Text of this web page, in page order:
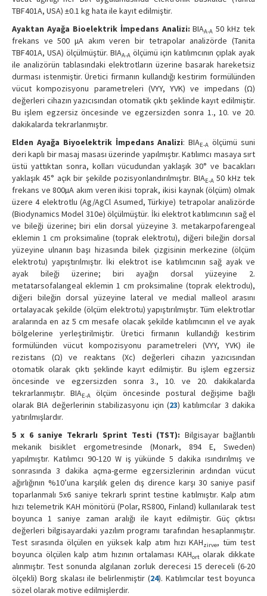
TBF401A, USA) ±0.1 kg hata ile kayıt edilmiştir.
Ayaktan Ayağa Bioelektrik İmpedans Analizi: BIAA-A 50 kHz tek
frekans ve 500 μA akım veren bir tetrapolar analizörde (Tanita
TBF401A, USA) ölçülmüştür. BIAA-A ölçümü için katılımcının çıplak ayak
ile analizörün tablasındaki elektrotların üzerine basarak hareketsiz
durması istenmiştir. Üretici firmanın kullandığı kestirim formülünden
vücut kompozisyonu parametreleri (VYY, YVK) ve impedans (Ω)
değerleri cihazın yazıcısından otomatik çıktı şeklinde kayıt edilmiştir.
Bu işlem egzersiz öncesinde ve egzersizden sonra 1., 10. ve 20.
dakikalarda tekrarlanmıştır.
Elden Ayağa Biyoelektrik İmpedans Analizi: BIAE-A ölçümü suni
deri kaplı bir masaj masası üzerinde yapılmıştır. Katılımcı masaya sırt
üstü yattıktan sonra, kolları vücudundan yaklaşık 30° ve bacakları
yaklaşık 45° açık bir şekilde pozisyonlandırılmıştır. BIAE-A 50 kHz tek
frekans ve 800µA akım veren ikisi toprak, ikisi kaynak (ölçüm) olmak
üzere 4 elektrotlu (Ag/AgCl Asumed, Türkiye) tetrapolar analizörde
(Biodynamics Model 310e) ölçülmüştür. İki elektrot katılımcının sağ el
ve bileği üzerine; biri elin dorsal yüzeyine 3. metakarpofarengeal
eklemin 1 cm proksimaline (toprak elektrotu), diğeri bileğin dorsal
yüzeyine ulnanın başı hizasında bilek çizgisinin merkezine (ölçüm
elektrotu) yapıştırılmıştır. İki elektrot ise katılımcının sağ ayak ve
ayak bileği üzerine; biri ayağın dorsal yüzeyine 2.
metatarsofalangeal eklemin 1 cm proksimaline (toprak elektrodu),
diğeri bileğin dorsal yüzeyine lateral ve medial malleol arasını
ortalayacak şekilde (ölçüm elektrotu) yapıştırılmıştır. Tüm elektrotlar
aralarında en az 5 cm mesafe olacak şekilde katılımcının el ve ayak
bölgelerine yerleştirilmiştir. Üretici firmanın kullandığı kestirim
formülünden vücut kompozisyonu parametreleri (VYY, YVK) ile
rezistans (Ω) ve reaktans (Xc) değerleri cihazın yazıcısından
otomatik olarak çıktı şeklinde kayıt edilmiştir. Bu işlem egzersiz
öncesinde ve egzersizden sonra 3., 10. ve 20. dakikalarda
tekrarlanmıştır. BIAE-A
ölçüm öncesinde postural değişime bağlı
olarak BIA değerlerinin stabilizasyonu için (23) katılımcılar 3 dakika
yatırılmışlardır.
5 x 6 saniye Tekrarlı Sprint Testi (TST): Bilgisayar bağlantılı
mekanik bisiklet ergometresinde (Monark, 894 E, Sweden)
yapılmıştır. Katılımcı 90-120 W iş yükünde 5 dakika ısındırılmış ve
sonrasında 3 dakika açma-germe egzersizlerinin ardından vücut
ağırlığının %10’una karşılık gelen dış dirence karşı 30 saniye pasif
toparlanmalı 5x6 saniye tekrarlı sprint testine katılmıştır. Kalp atım
hızı telemetrik KAH mönitörü (Polar, RS800, Finland) kullanılarak test
boyunca 1 saniye zaman aralığı ile kayıt edilmiştir. Güç çıktısı
değerleri bilgisayardaki yazılım programı tarafından hesaplanmıştır.
Test sırasında ölçülen en yüksek kalp atım hızı KAHzirve, tüm test
boyunca ölçülen kalp atım hızının ortalaması KAHortolarak dikkate
alınmıştır. Test sonunda algılanan zorluk derecesi 15 dereceli (6-20
ölçekli) Borg skalası ile belirlenmiştir (24). Katılımcılar test boyunca
sözel olarak motive edilmişlerdir.